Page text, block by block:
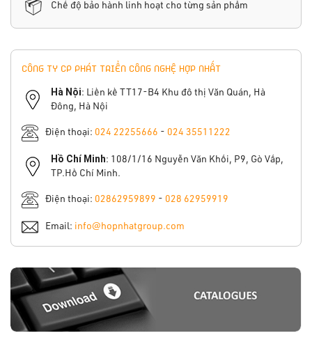
Chế độ bảo hành linh hoạt cho từng sản phẩm
CÔNG TY CP PHÁT TRIỂN CÔNG NGHỆ HỢP NHẤT
Hà Nội: Liền kề TT17-B4 Khu đô thị Văn Quán, Hà
Đông, Hà Nội
Điện thoại: 024 22255666 - 024 35511222
Hồ Chí Minh: 108/1/16 Nguyễn Văn Khối, P9, Gò Vấp,
TP.Hồ Chí Minh.
Điện thoại: 02862959899 - 028 62959919
Email: info@hopnhatgroup.com